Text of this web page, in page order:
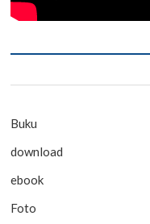
Buku
download
ebook
Foto